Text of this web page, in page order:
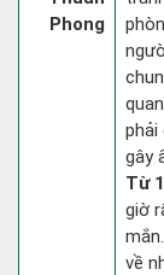
Phong
phải
gây
Từ
giờ
về